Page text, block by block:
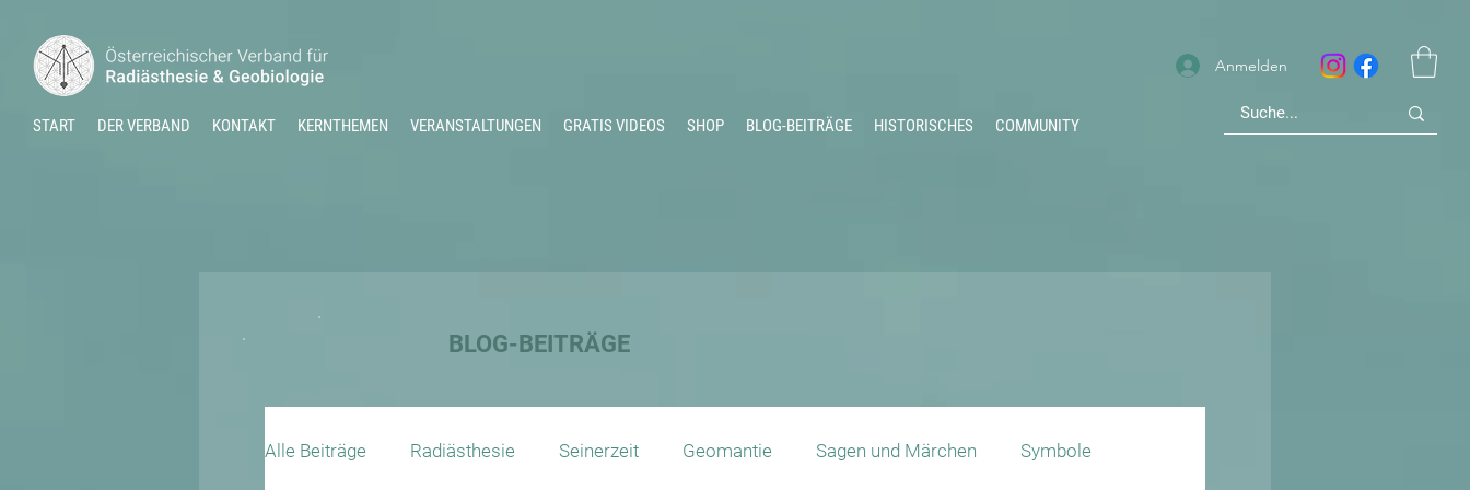
START DER VERBAND KONTAKT KERNTHEMEN VERANSTALTUNGEN GRATIS VIDEOS SHOP BLOG-BEITRÄGE HISTORISCHES COMMUNITY
Anmelden
BLOG-BEITRÄGE
Alle Beiträge Radiästhesie Seinerzeit Geomantie Sagen und Märchen Symbole